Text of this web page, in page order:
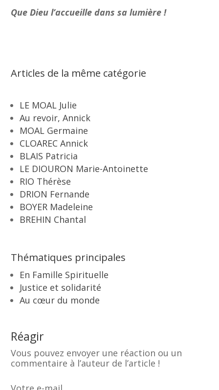
Que Dieu l’accueille dans sa lumière !
Articles de la même catégorie
LE MOAL Julie
Au revoir, Annick
MOAL Germaine
CLOAREC Annick
BLAIS Patricia
LE DIOURON Marie-Antoinette
RIO Thérèse
DRION Fernande
BOYER Madeleine
BREHIN Chantal
Thématiques principales
En Famille Spirituelle
Justice et solidarité
Au cœur du monde
Réagir
Vous pouvez envoyer une réaction ou un
commentaire à l’auteur de l’article !